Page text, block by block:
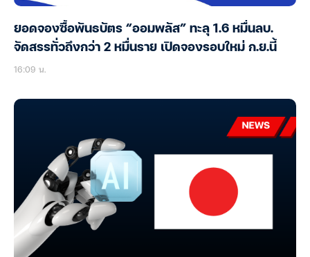
ยอดจองซื้อพันธบัตร “ออมพลัส” ทะลุ 1.6 หมื่นลบ.
จัดสรรทั่วถึงกว่า 2 หมื่นราย เปิดจองรอบใหม่ ก.ย.นี้
16:09 น.